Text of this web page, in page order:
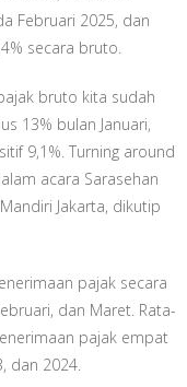
Februari 2025, dan
secara bruto.
bruto kita sudah
13% bulan Januari,
9,1%. Turning around
acara Sarasehan
Jakarta, dikutip
pajak secara
dan Maret. Rata-
pajak empat
dan 2024.